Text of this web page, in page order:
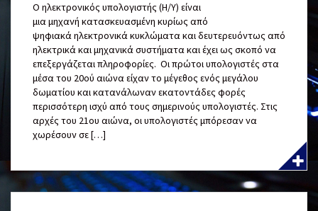
Ο ηλεκτρονικός υπολογιστής (Η/Υ) είναι
μια μηχανή κατασκευασμένη κυρίως από
ψηφιακά ηλεκτρονικά κυκλώματα και δευτερευόντως από
ηλεκτρικά και μηχανικά συστήματα και έχει ως σκοπό να
επεξεργάζεται πληροφορίες. Οι πρώτοι υπολογιστές στα
μέσα του 20ού αιώνα είχαν το μέγεθος ενός μεγάλου
δωματίου και κατανάλωναν εκατοντάδες φορές
περισσότερη ισχύ από τους σημερινούς υπολογιστές. Στις
αρχές του 21ου αιώνα, οι υπολογιστές μπόρεσαν να
χωρέσουν σε […]